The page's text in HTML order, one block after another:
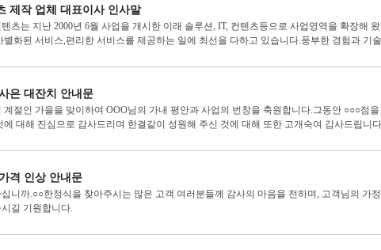
제작 업체 대표이사 인사말
츠는 지난 2000년 6월 사업을 개시한 이래 솔루션, IT, 컨텐츠등으로 사업영역을 확장해
별화된 서비스,편리한 서비스를 제공하는 일에 최선을 다하고 있습니다.풍부한 경험과 기
은 대잔치 안내문
계절인 가을을 맞이하여 OOO님의 가내 평안과 사업의 번창을 축원합니다.그동안 ○○○점
에 대해 진심으로 감사드리며 한결같이 성원해 주신 것에 대해 또한 고개숙여 감사드립니
격 인상 안내문
니까.○○한정식을 찾아주시는 많은 고객 여러분들께 감사의 마음을 전하며, 고객님의 가
길 기원합니다.